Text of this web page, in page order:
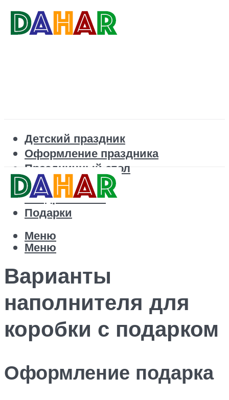
Детский праздник
Оформление праздника
Праздничный стол
Корпоратив
Поздравления
Подарки
Меню
Меню
Варианты
наполнителя для
коробки с подарком
Оформление подарка